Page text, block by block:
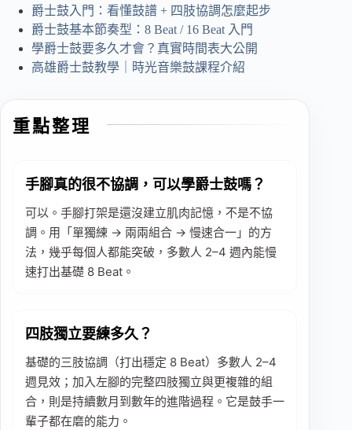
爵士鼓入門：看懂鼓譜 + 四肢協調怎麼起步
爵士鼓基本節奏型：8 Beat / 16 Beat 入門
學爵士鼓要多久才會？真實時間表大公開
高雄爵士鼓教學｜時光音樂鼓課程介紹
重點整理
手腳真的很不協調，可以學爵士鼓嗎？
可以。手腳打架是還沒建立肌肉記憶，不是不協
調。用「單獨練 → 兩兩組合 → 慢速合一」的方
法，幾乎每個人都能突破，多數人 2–4 週內能慢
速打出基礎 8 Beat。
四肢獨立要練多久？
基礎的三肢協調（打出穩定 8 Beat）多數人 2–4
週見效；加入左腳的完整四肢獨立與更複雜的組
合，則是持續數月到數年的進階過程。它是鼓手一
輩子都在磨的能力。